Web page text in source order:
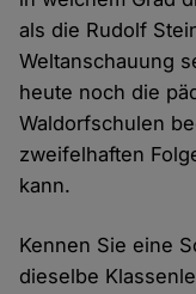
als die Rudolf
Weltanschauung
heute noch die
Waldorfschulen
zweifelhaften
kann.
Kennen Sie eine
dieselbe